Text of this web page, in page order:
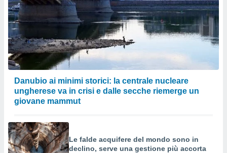
Danubio ai minimi storici: la centrale nucleare
ungherese va in crisi e dalle secche riemerge un
giovane mammut
Le falde acquifere del mondo sono in
declino, serve una gestione più accorta